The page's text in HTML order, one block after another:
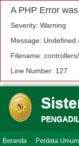
A PHP Error
Severity: Warning
Message: Undefined
Filename:
Line Number: 127
Beranda Perdata Umum